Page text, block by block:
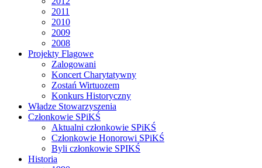
2011
2010
2009
2008
Projekty Flagowe
Zalogowani
Koncert Charytatywny
Zostań Wirtuozem
Konkurs Historyczny
Władze Stowarzyszenia
Członkowie SPiKŚ
Aktualni członkowie SPiKŚ
Członkowie Honorowi SPiKŚ
Byli członkowie SPIKŚ
Historia